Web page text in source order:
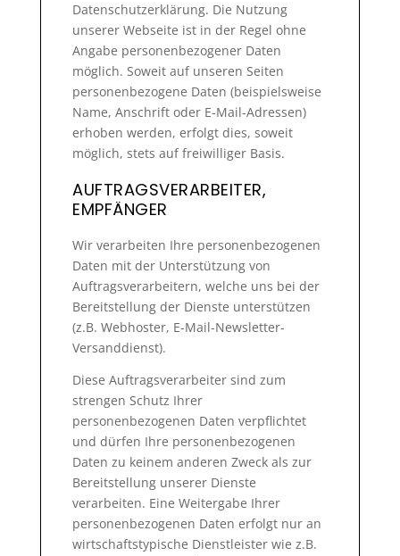
Datenschutzerklärung. Die Nutzung
unserer Webseite ist in der Regel ohne
Angabe personenbezogener Daten
möglich. Soweit auf unseren Seiten
personenbezogene Daten (beispielsweise
Name, Anschrift oder E-Mail-Adressen)
erhoben werden, erfolgt dies, soweit
möglich, stets auf freiwilliger Basis.
AUFTRAGSVERARBEITER,
EMPFÄNGER
Wir verarbeiten Ihre personenbezogenen
Daten mit der Unterstützung von
Auftragsverarbeitern, welche uns bei der
Bereitstellung der Dienste unterstützen
(z.B. Webhoster, E-Mail-Newsletter-
Versanddienst).
Diese Auftragsverarbeiter sind zum
strengen Schutz Ihrer
personenbezogenen Daten verpflichtet
und dürfen Ihre personenbezogenen
Daten zu keinem anderen Zweck als zur
Bereitstellung unserer Dienste
verarbeiten. Eine Weitergabe Ihrer
personenbezogenen Daten erfolgt nur an
wirtschaftstypische Dienstleister wie z.B.